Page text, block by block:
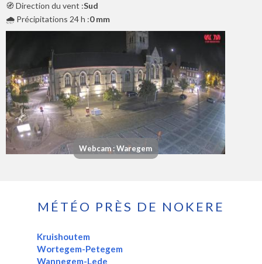
🧭 Direction du vent :Sud
🌧️ Précipitations 24 h :0 mm
Webcam : Waregem
MÉTÉO PRÈS DE NOKERE
Kruishoutem
Wortegem-Petegem
Wannegem-Lede